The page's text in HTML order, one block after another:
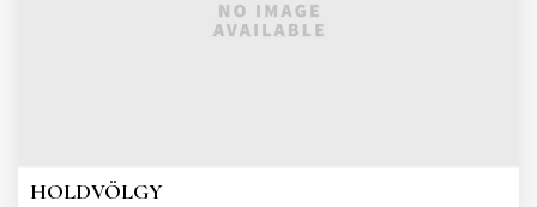
HOLDVÖLGY